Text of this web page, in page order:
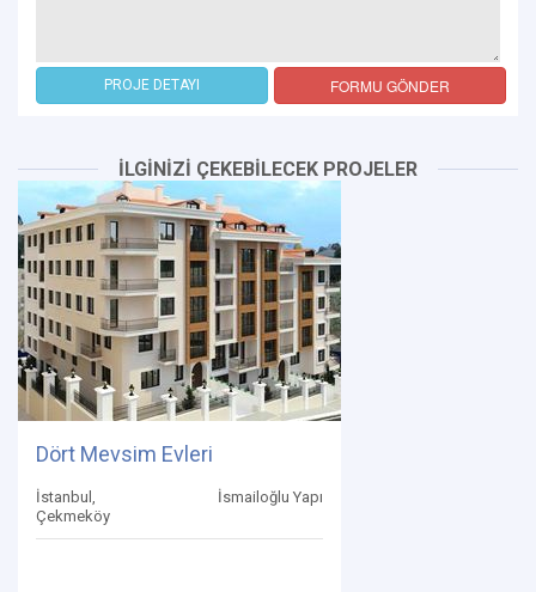
PROJE DETAYI FORMU GÖNDER
İLGİNİZİ ÇEKEBİLECEK PROJELER
Dört Mevsim Evleri
İstanbul,
Çekmeköy
İsmailoğlu Yapı